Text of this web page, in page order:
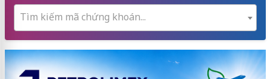
Tìm kiếm mã chứng khoán...